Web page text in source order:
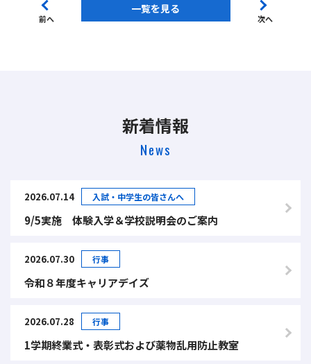
前へ
一覧を見る
次へ
新着情報
News
2026.07.14 入試・中学生の皆さんへ
9/5実施 体験入学＆学校説明会のご案内
2026.07.30 行事
令和８年度キャリアデイズ
2026.07.28 行事
1学期終業式・表彰式および薬物乱用防止教室